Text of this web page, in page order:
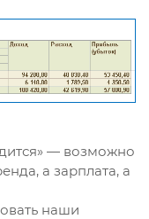
— возможно
а зарплата, а
наши